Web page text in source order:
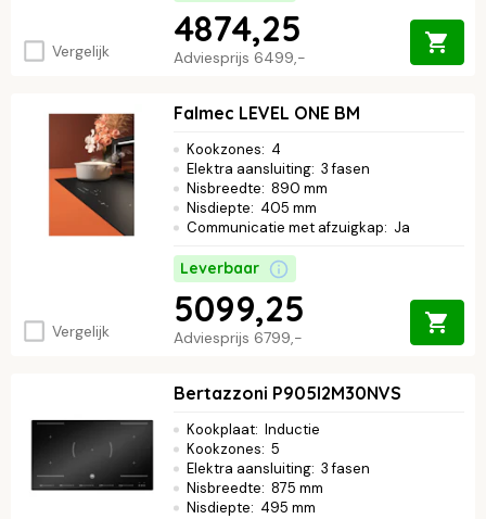
Vergelijk Adviesprijs 6499,-
4874,25
Vergelijk
Falmec LEVEL ONE BM
Kookzones: 4
Elektra aansluiting: 3 fasen
Nisbreedte: 890 mm
Nisdiepte: 405 mm
Communicatie met afzuigkap: Ja
Leverbaar
Adviesprijs 6799,-
5099,25
Bertazzoni P905I2M30NVS
Kookplaat: Inductie
Kookzones: 5
Elektra aansluiting: 3 fasen
Nisbreedte: 875 mm
Nisdiepte: 495 mm